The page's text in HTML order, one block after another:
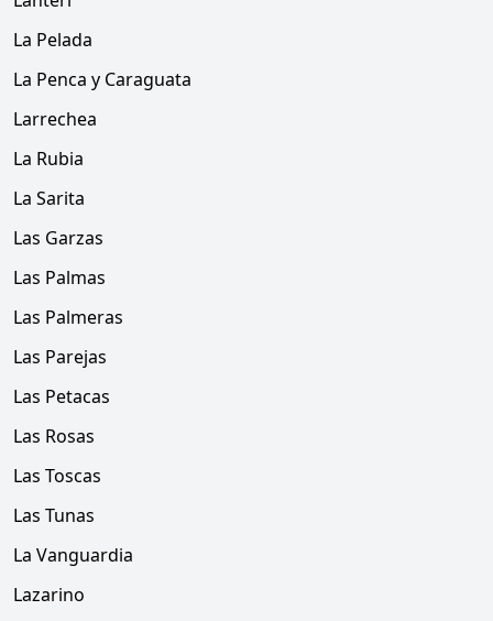
La Pelada
La Penca y Caraguata
Larrechea
La Rubia
La Sarita
Las Garzas
Las Palmas
Las Palmeras
Las Parejas
Las Petacas
Las Rosas
Las Toscas
Las Tunas
La Vanguardia
Lazarino